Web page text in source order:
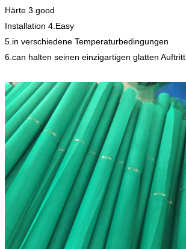
Härte 3.good
Installation 4.Easy
5.in verschiedene Temperaturbedingungen
6.can halten seinen einzigartigen glatten Auftritt